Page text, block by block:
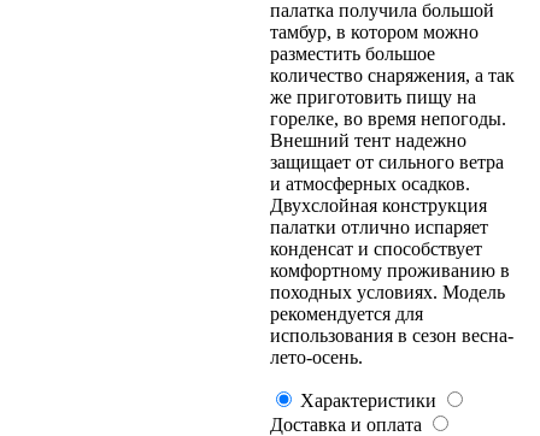
палатка получила большой
тамбур, в котором можно
разместить большое
количество снаряжения, а так
же приготовить пищу на
горелке, во время непогоды.
Внешний тент надежно
защищает от сильного ветра
и атмосферных осадков.
Двухслойная конструкция
палатки отлично испаряет
конденсат и способствует
комфортному проживанию в
походных условиях. Модель
рекомендуется для
использования в сезон весна-
лето-осень.
Характеристики
Доставка и оплата